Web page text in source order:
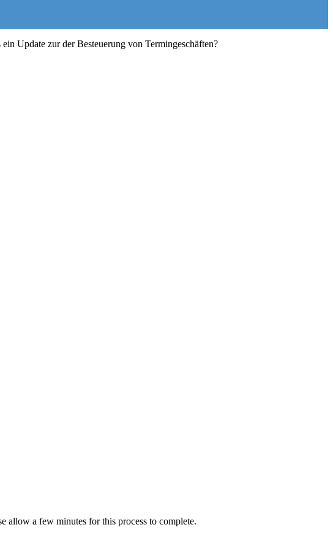
Update zur der Besteuerung von Termingeschäften?
allow a few minutes for this process to complete.